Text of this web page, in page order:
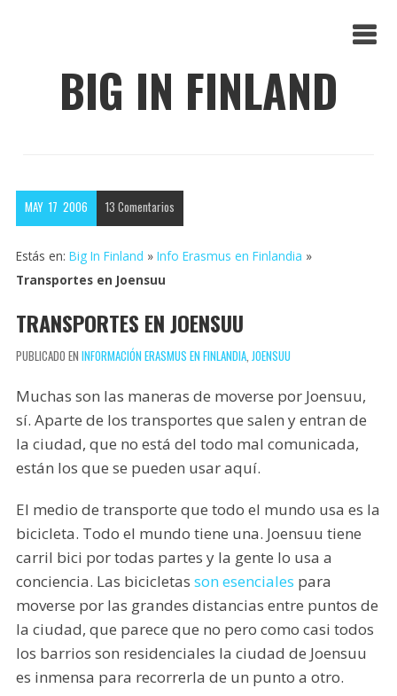
BIG IN FINLAND
MAY 17 2006 13 Comentarios
Estás en: Big In Finland » Info Erasmus en Finlandia »
Transportes en Joensuu
TRANSPORTES EN JOENSUU
PUBLICADO EN INFORMACIÓN ERASMUS EN FINLANDIA, JOENSUU
Muchas son las maneras de moverse por Joensuu,
sí. Aparte de los transportes que salen y entran de
la ciudad, que no está del todo mal comunicada,
están los que se pueden usar aquí.
El medio de transporte que todo el mundo usa es la
bicicleta. Todo el mundo tiene una. Joensuu tiene
carril bici por todas partes y la gente lo usa a
conciencia. Las bicicletas son esenciales para
moverse por las grandes distancias entre puntos de
la ciudad, que parece que no pero como casi todos
los barrios son residenciales la ciudad de Joensuu
es inmensa para recorrerla de un punto a otro.